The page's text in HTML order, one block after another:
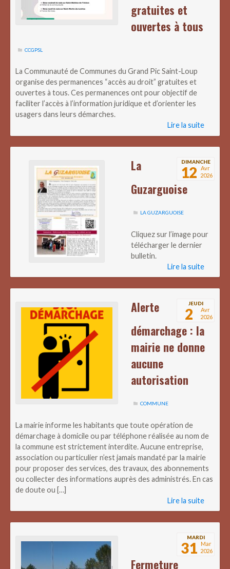
gratuites et
ouvertes à tous
CCGPSL
La Communauté de Communes du Grand Pic Saint-Loup
organise des permanences “accès au droit” gratuites et
ouvertes à tous. Ces permanences ont pour objectif de
faciliter l’accès à l’information juridique et d’orienter les
usagers dans leurs démarches.
Lire la suite
DIMANCHE
12
Avr
2026
La
Guzarguoise
LA GUZARGUOISE
Cliquez sur l’image pour
télécharger le dernier
bulletin.
Lire la suite
JEUDI
2
Avr
2026
Alerte
démarchage : la
mairie ne donne
aucune
autorisation
COMMUNE
La mairie informe les habitants que toute opération de
démarchage à domicile ou par téléphone réalisée au nom de
la commune est strictement interdite. Aucune entreprise,
association ou particulier n’est jamais mandaté par la mairie
pour proposer des services, des travaux, des abonnements
ou collecter des informations auprès des administrés. En cas
de doute ou […]
Lire la suite
MARDI
31 Mar
2026
Fermeture